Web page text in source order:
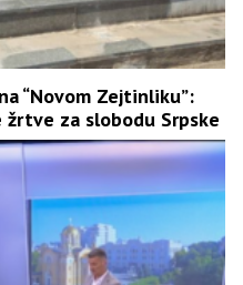
“Novom Zejtinliku”:
za slobodu Srpske